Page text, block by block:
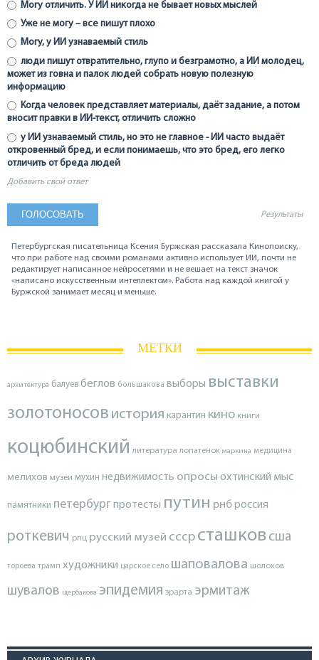
Могу отличить. У ИИ никогда не бывает новых мыслей
Уже не могу – все пишут плохо
Могу, у ИИ узнаваемый стиль
люди пишут отвратительно, глупо и безграмотно, а ИИ молодец,
может из говна и палок людей собрать новую полезную
информацию
Когда человек представляет материалы, даёт задание, а потом
вносит правки в ИИ-текст, отличить сложно
у ИИ узнаваемый стиль, но это не главное - ИИ часто выдаёт
откровенный бред, и если понимаешь, что это бред, его легко
отличить от бреда людей
Добавить свой ответ
Результаты
Петербургская писательница Ксения Буржская рассказала Кинопоиску,
что при работе над своими романами активно использует ИИ, почти не
редактирует написанное нейросетями и не вешает на текст значок
«написано искусственным интеллектом». Работа над каждой книгой у
Буржской занимает месяц и меньше.
МЕТКИ
архитектура балуев беглов большакова выборы выставки
золотоносов история карантин кино книги
коцюбинский литература лопатенок маркина медицина
мелихов музеи мухин недвижимость опросы охтинский мыс
памятники петербургпротесты путин рнброссия
роткевич рпц русский музей ссср сташков сша
тороева трамп художники царское село шаповалова шолохов
шувалов щербакова эпидемия эрарта эрмитаж